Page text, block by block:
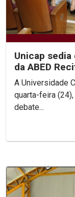
Unicap
da ABED
rumos da
A Universidade
quarta-feira
debate...